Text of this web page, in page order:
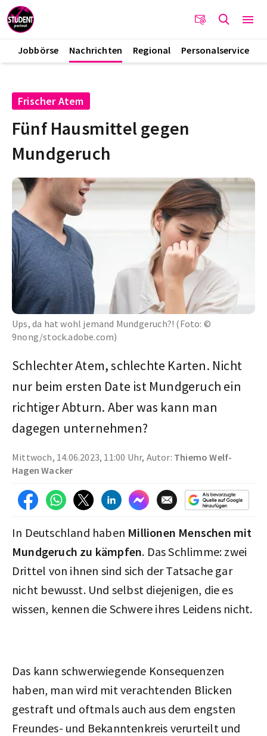
Jobbörse Nachrichten Regional Personalservice
Frischer Atem
Fünf Hausmittel gegen
Mundgeruch
Ups, da hat wohl jemand Mundgeruch?! (Foto: ©
9nong/stock.adobe.com)
Schlechter Atem, schlechte Karten. Nicht
nur beim ersten Date ist Mundgeruch ein
richtiger Abturn. Aber was kann man
dagegen unternehmen?
Mittwoch, 14.06.2023, 11:00 Uhr, Autor: Thiemo Welf-
Hagen Wacker
In Deutschland haben Millionen Menschen mit
Mundgeruch zu kämpfen. Das Schlimme: zwei
Drittel von ihnen sind sich der Tatsache gar
nicht bewusst. Und selbst diejenigen, die es
wissen, kennen die Schwere ihres Leidens nicht.
Das kann schwerwiegende Konsequenzen
haben, man wird mit verachtenden Blicken
gestraft und oftmals auch aus dem engsten
Freundes- und Bekanntenkreis verurteilt und